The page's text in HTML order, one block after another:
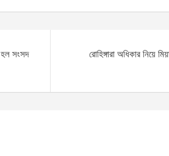
হল সংসদ
রোহিঙ্গারা অধিকার নিয়ে